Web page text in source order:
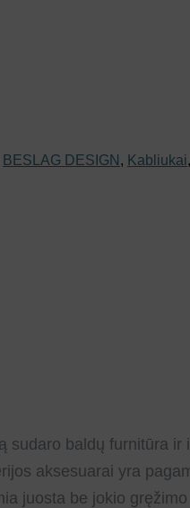
BESLAG DESIGN , Kabliukai,
sudaro baldų furnitūra
aksesuarai yra
juosta be jokio